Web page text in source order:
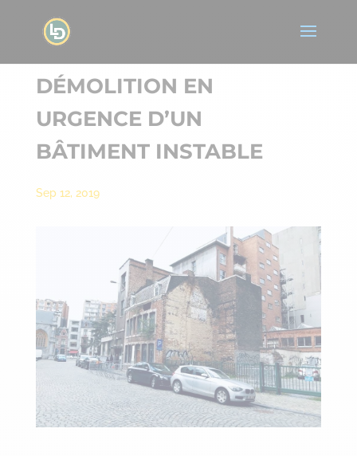
DÉMOLITION EN
URGENCE D’UN
BÂTIMENT INSTABLE
Sep 12, 2019